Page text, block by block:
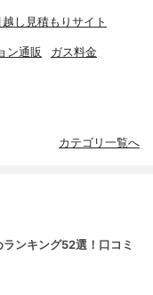
越し見積もりサイト
ン通販 ガス料金
カテゴリ一覧へ
ンキング52選！口コミ